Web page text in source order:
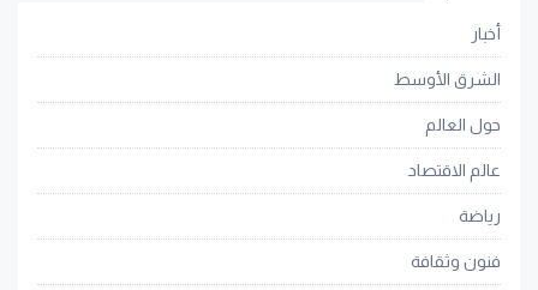
أخبار
الشرق الأوسط
حول العالم
عالم الاقتصاد
رياضة
فنون وثقافة